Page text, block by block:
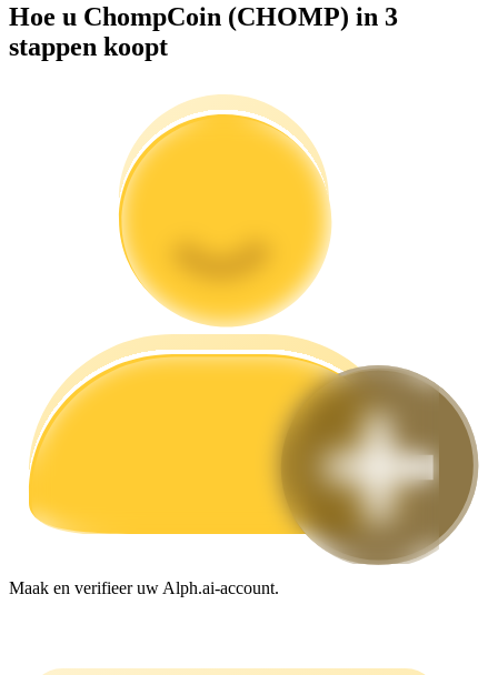
Informatie
Big data-analyse inclusief handelsinformatie, enz.
Futures-startgids
Handelsstrategieën
Hoe u ChompCoin (CHOMP) in 3
stappen koopt
Maak en verifieer uw Alph.ai-account.